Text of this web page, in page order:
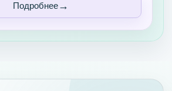
Подробнее